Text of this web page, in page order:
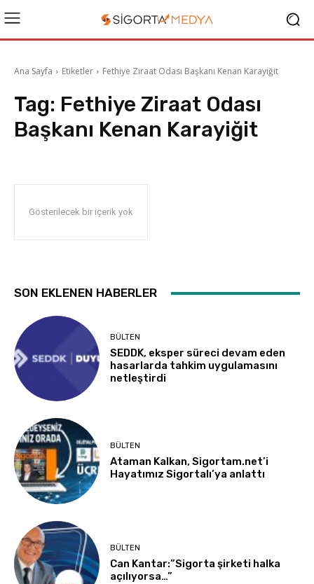
Ana Sayfa Etiketler Fethiye Ziraat Odası Başkanı Kenan Karayiğit
Tag: Fethiye Ziraat Odası
Başkanı Kenan Karayiğit
Gösterilecek bir içerik yok
SON EKLENEN HABERLER
BÜLTEN
SEDDK, eksper süreci devam eden
hasarlarda tahkim uygulamasını
netleştirdi
BÜLTEN
Ataman Kalkan, Sigortam.net’i
Hayatımız Sigortalı’ya anlattı
BÜLTEN
Can Kantar:”Sigorta şirketi halka
açılıyorsa…”